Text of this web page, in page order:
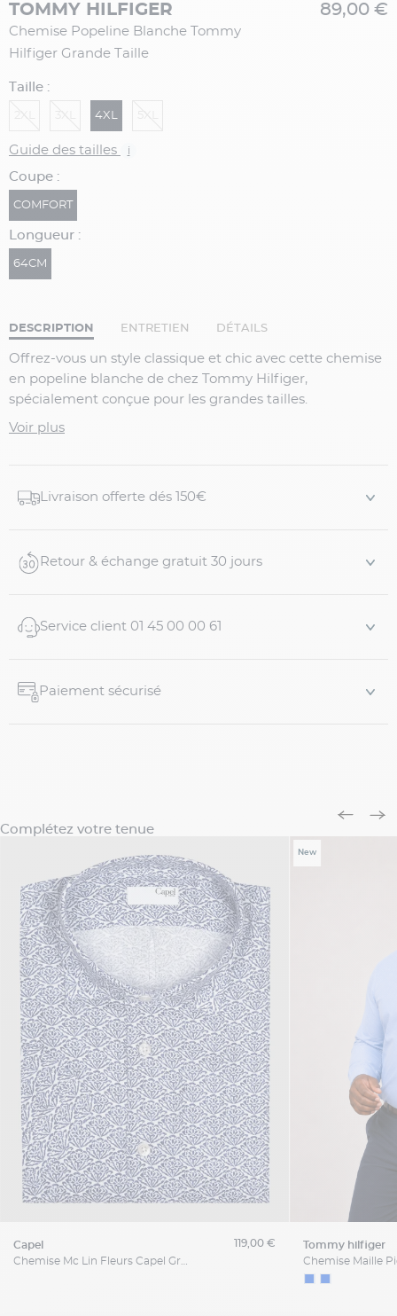
TOMMY HILFIGER
Chemise Popeline Blanche Tommy
Hilfiger Grande Taille
89,00 €
Taille :
4XL
Guide des tailles i
Coupe :
COMFORT
Longueur :
64CM
DESCRIPTION ENTRETIEN DÉTAILS
Offrez-vous un style classique et chic avec cette chemise
en popeline blanche de chez Tommy Hilfiger,
spécialement conçue pour les grandes tailles.
Fabriquée en 100% coton, cette chemise allie confort et
cette chemise marine en popeline.
- 50% coton bio, 50% coton
- Col boutonn...
Voir plus
Livraison offerte dés 150€
Retour & échange gratuit 30 jours
Service client 01 45 00 00 61
Paiement sécurisé
Complétez votre tenue
capel
Chemise Mc Lin Fleurs Capel Grande Taille
119,00 €
New
tommy hilfiger